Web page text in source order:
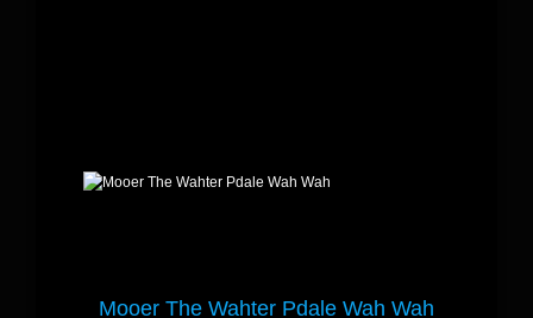
Mooer The Wahter Pdale Wah Wah